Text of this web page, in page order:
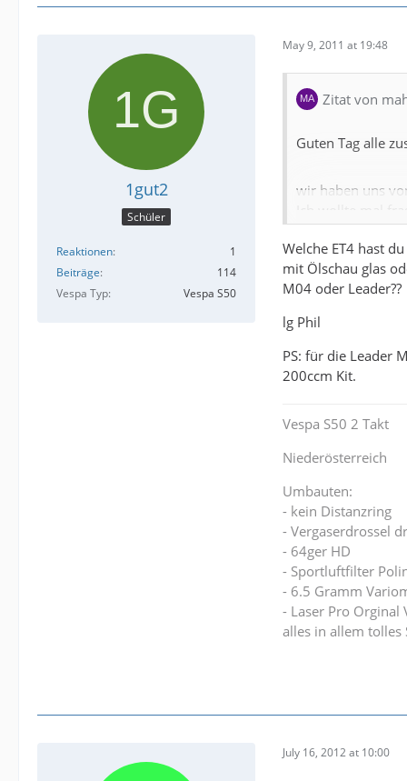
1gut2
Schüler
Reaktionen
1
Beiträge
114
Vespa Typ
Vespa S50
May 9, 2011 at 19:48
Zitat von
Guten Tag alle
wir haben uns
Ich wollte mal
gemacht hat.
Wünschenswert
Wenn möglich
Hat einer von
was diese
Gibt es
kostet das dann
und was bringt
Komponenten
Welche ET4 hast
mit Ölschau glas
M04 oder Leader??
lg Phil
PS: für die Leader
200ccm Kit.
Vespa S50 2 Takt
Niederösterreich
Umbauten:
- kein Distanzring
- Vergaserdrossel
- 64ger HD
- Sportluftfilter
- 6.5 Gramm
- Laser Pro Orginal
alles in allem tolles
July 16, 2012 at 10:00